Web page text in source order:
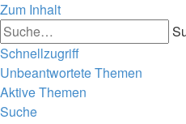
Zum Inhalt
Schnellzugriff
Unbeantwortete Themen
Aktive Themen
Suche